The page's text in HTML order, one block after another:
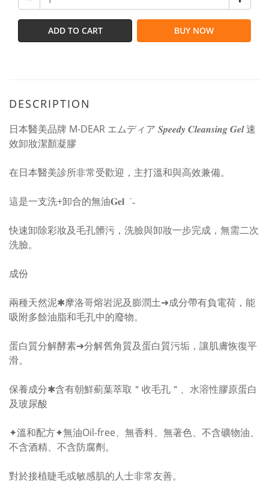
ADD TO CART BUY NOW
DESCRIPTION
日本醫美品牌 M-DEAR エムディア 𝑺𝒑𝒆𝒆𝒅𝒚 𝑪𝒍𝒆𝒂𝒏𝒔𝒊𝒏𝒈 𝑮𝒆𝒍速
效卸妝潔顏凝膠
在日本醫美診所非常受歡迎，主打溫和與高效兼備。
這是一支洗+卸合的無油𝐆𝐞𝐥 ˊ˗
快速卸除彩妝及毛孔髒污，洗臉與卸妝一步完成，無需二次
洗臉。
成份
兩種天然泥✱摩洛哥熔岩泥及膨潤土➜成分帶有負電荷，能
吸附多餘油脂和毛孔中的廢物。
蛋白質分解酵素➜分解舊角質及蛋白質污垢，讓肌膚恢復平
滑。
保養成分✱含有朝鮮薊葉萃取＂收毛孔＂、水溶性膠原蛋白
及玻尿酸
✦溫和配方✦無油Oil-free、無香料、無著色、不含礦物油、
不含酒精、不含防腐劑。
對於接植睫毛或敏感肌的人士非常友善。